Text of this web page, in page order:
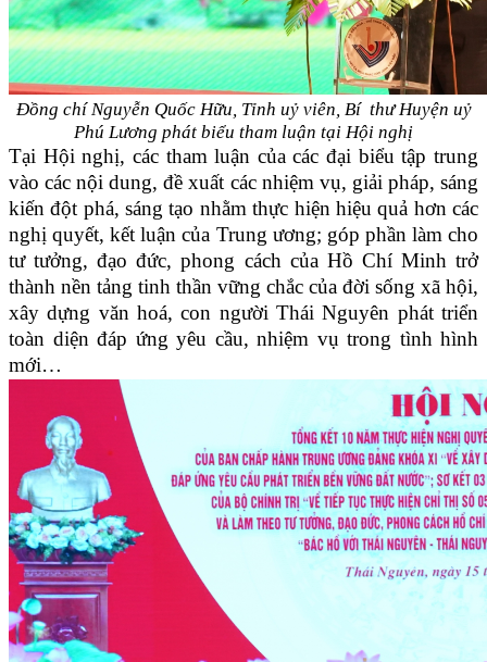
Đồng chí Nguyễn Quốc Hữu, Tỉnh uỷ viên, Bí thư Huyện uỷ
Phú Lương phát biểu tham luận tại Hội nghị
Tại Hội nghị, các tham luận của các đại biểu tập trung
vào các nội dung, đề xuất các nhiệm vụ, giải pháp, sáng
kiến đột phá, sáng tạo nhằm thực hiện hiệu quả hơn các
nghị quyết, kết luận của Trung ương; góp phần làm cho
tư tưởng, đạo đức, phong cách của Hồ Chí Minh trở
thành nền tảng tinh thần vững chắc của đời sống xã hội,
xây dựng văn hoá, con người Thái Nguyên phát triển
toàn diện đáp ứng yêu cầu, nhiệm vụ trong tình hình
mới…